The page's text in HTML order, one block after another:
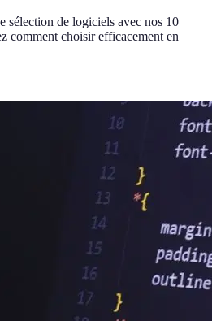
sélection de logiciels avec nos 10
comment choisir efficacement en